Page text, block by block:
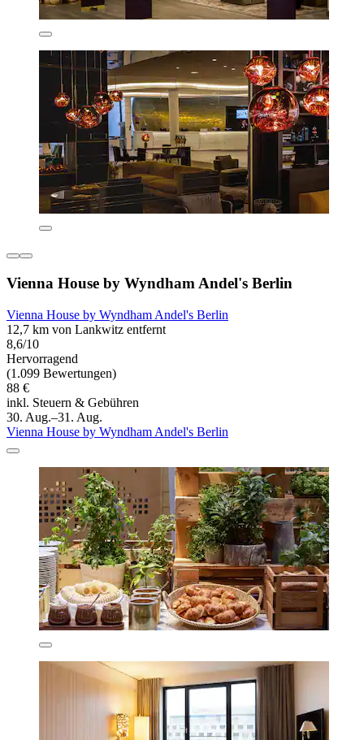
Vienna House by Wyndham Andel's Berlin
Vienna House by Wyndham Andel's Berlin
12,7 km von Lankwitz entfernt
8,6/10
Hervorragend
(1.099 Bewertungen)
88 €
inkl. Steuern & Gebühren
30. Aug.–31. Aug.
Vienna House by Wyndham Andel's Berlin